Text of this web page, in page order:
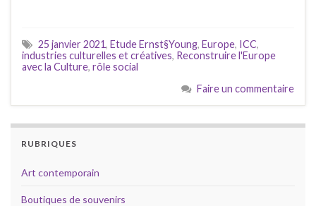
25 janvier 2021, Etude Ernst§Young, Europe, ICC,
industries culturelles et créatives, Reconstruire l'Europe
avec la Culture, rôle social
Faire un commentaire
RUBRIQUES
Art contemporain
Boutiques de souvenirs